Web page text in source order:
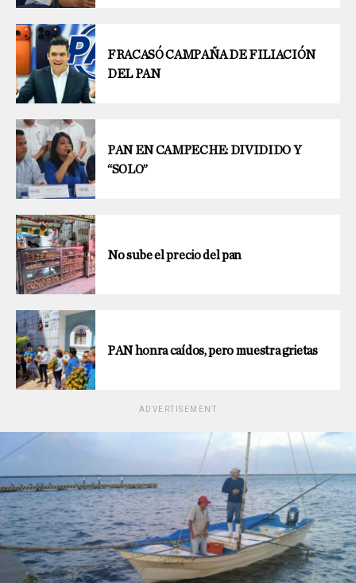
FRACASÓ CAMPAÑA DE FILIACIÓN
DEL PAN
PAN EN CAMPECHE: DIVIDIDO Y
“SOLO”
No sube el precio del pan
PAN honra caídos, pero muestra grietas
ADVERTISEMENT